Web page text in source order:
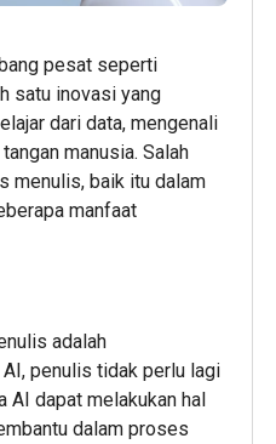
pesat seperti
satu inovasi yang
dari data, mengenali
manusia. Salah
menulis, baik itu dalam
manfaat
adalah
penulis tidak perlu lagi
AI dapat melakukan hal
dalam proses